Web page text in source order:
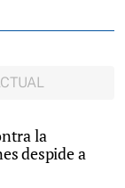
la
despide a